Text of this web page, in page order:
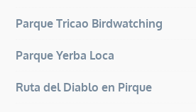
Parque Tricao Birdwatching
Parque Yerba Loca
Ruta del Diablo en Pirque